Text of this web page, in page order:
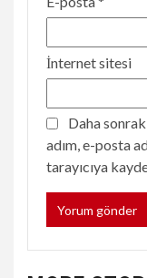
İnternet sitesi
Daha
adım, e-posta
tarayıcıya